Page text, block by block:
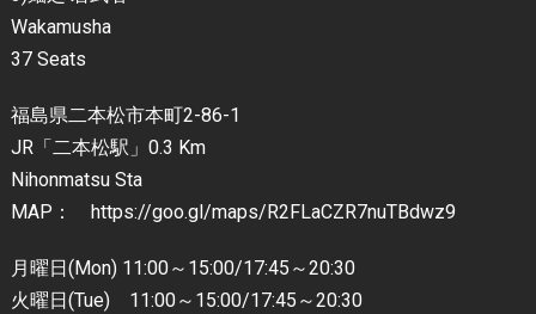
Wakamusha
37 Seats
福島県二本松市本町2-86-1
JR「二本松駅」0.3 Km
Nihonmatsu Sta
MAP： https://goo.gl/maps/R2FLaCZR7nuTBdwz9
月曜日(Mon) 11:00～15:00/17:45～20:30
火曜日(Tue) 11:00～15:00/17:45～20:30